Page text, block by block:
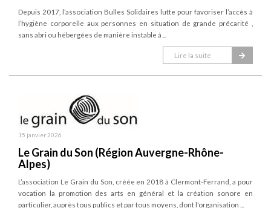
Depuis 2017, l’association Bulles Solidaires lutte pour favoriser l’accès à
l’hygiène corporelle aux personnes en situation de grande précarité ,
sans abri ou hébergées de manière instable à ...
Lire la suite
15 janvier 2026
Le Grain du Son (Région Auvergne-Rhône-
Alpes)
L’association Le Grain du Son, créée en 2018 à Clermont-Ferrand, a pour
vocation la promotion des arts en général et la création sonore en
particulier, auprès tous publics et par tous moyens, dont l'organisation ...